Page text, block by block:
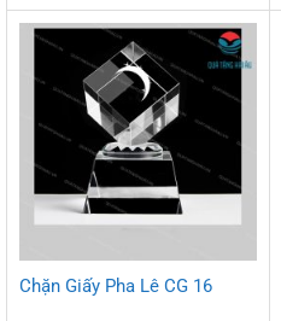
Chặn Giấy Pha Lê CG 16